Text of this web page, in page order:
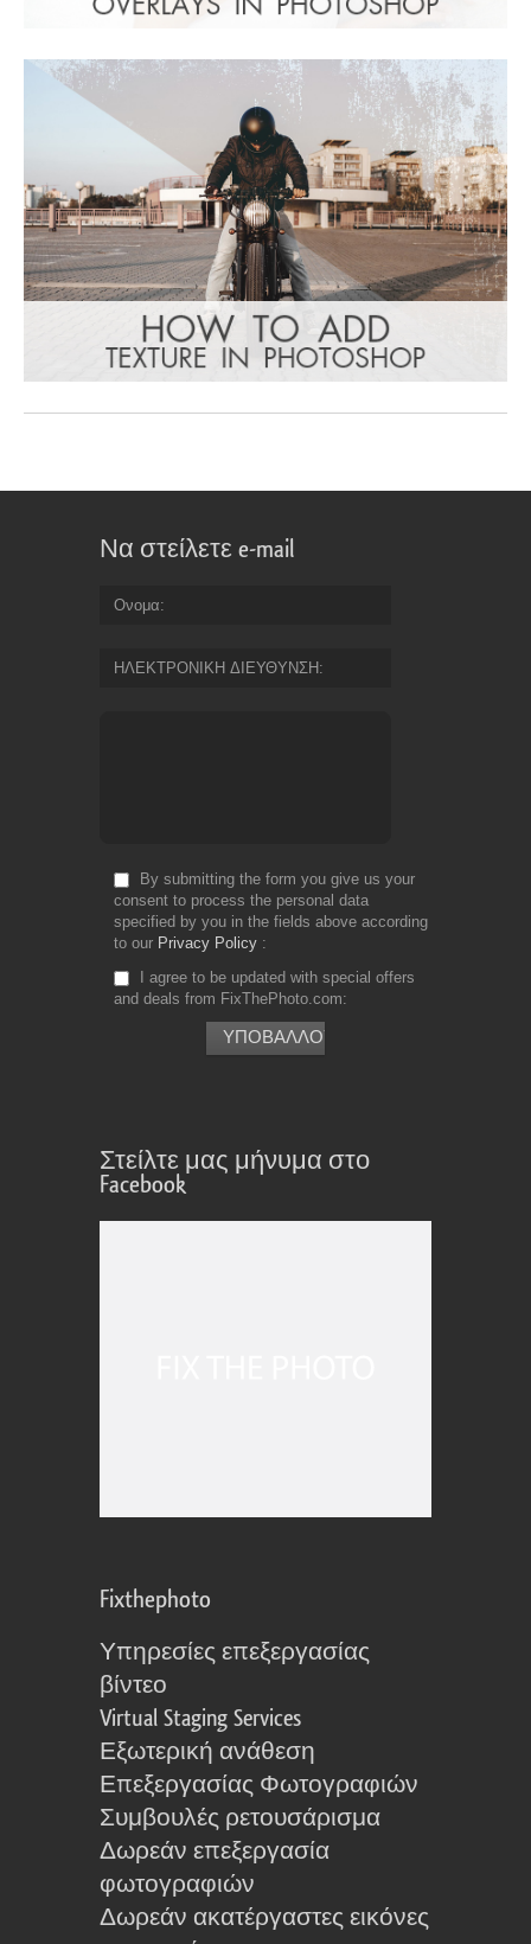
Να στείλετε e-mail
Ονομα
ΗΛΕΚΤΡΟΝΙΚΗ ΔΙΕΥΘΥΝΣΗ
By submitting the form you give us your
consent to process the personal data
specified by you in the fields above according
to our Privacy Policy
I agree to be updated with special offers
and deals from FixThePhoto.com
Στείλτε μας μήνυμα στο
Facebook
Fixthephoto
Υπηρεσίες επεξεργασίας
βίντεο
Virtual Staging Services
Εξωτερική ανάθεση
Επεξεργασίας Φωτογραφιών
Συμβουλές ρετουσάρισμα
Δωρεάν επεξεργασία
φωτογραφιών
Δωρεάν ακατέργαστες εικόνες